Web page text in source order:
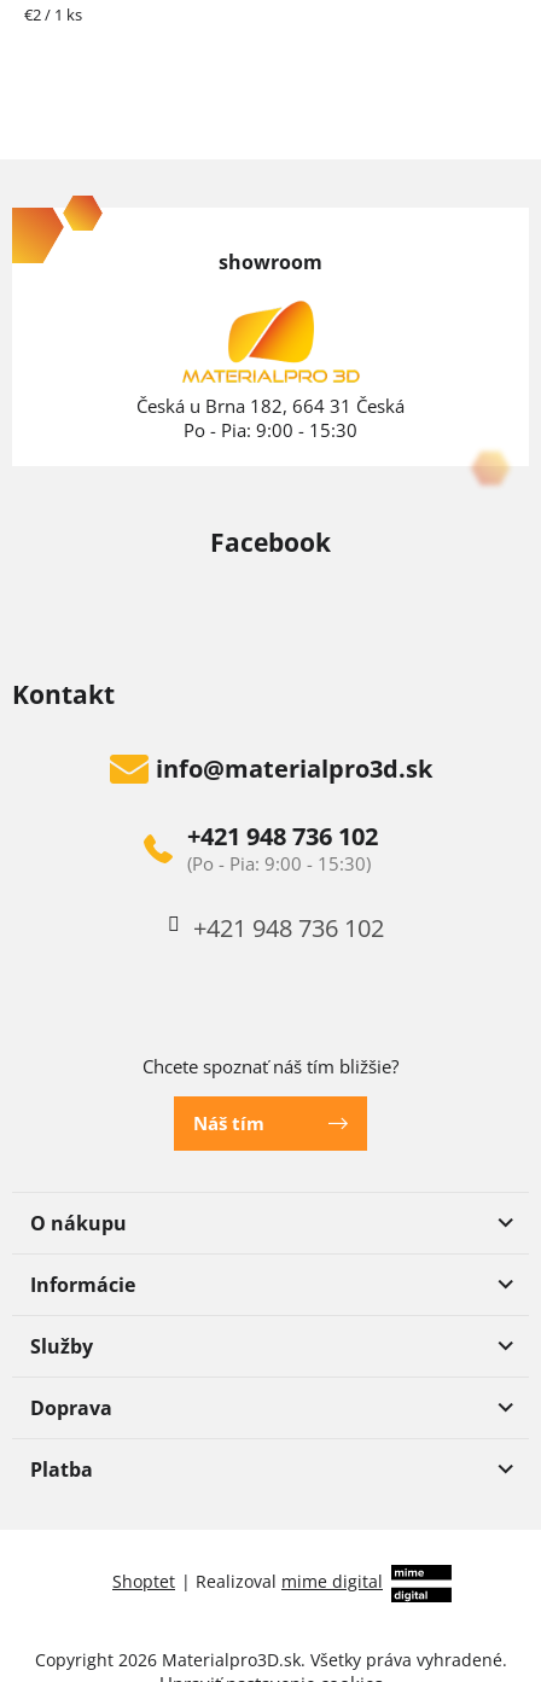
Jednotková
€2 / 1 ks
á
p
Kontakt
info@materialpro3d.sk
+421 948 736 102
+421 948 736 102
Chcete spoznať náš tím bližšie?
Náš tím
O nákupu
Informácie
Služby
showroom
Česká u Brna 182, 664 31 Česká
Po - Pia: 9:00 - 15:30
Facebook
Doprava
Platba
Shoptet | Realizoval mime digital
Copyright 2026 Materialpro3D.sk. Všetky práva vyhradené.